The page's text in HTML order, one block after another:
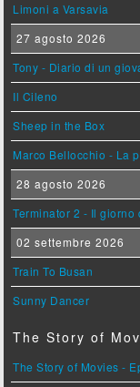
Limoni a Varsavia
27 agosto 2026
Tony - Diario di un
Il Cileno
Sheep in the Box
Marco Bellocchio - La
28 agosto 2026
Terminator 2 - Il giorno
02 settembre 2026
Train To Busan
Sunny Dancer
The Story of
The Story of Movies -